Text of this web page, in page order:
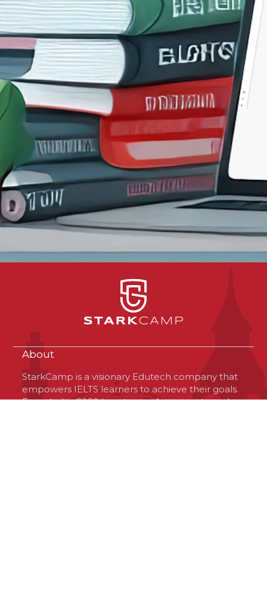
About
StarkCamp is a visionary Edutech company that
empowers IELTS learners to achieve their goals.
Founded in 2020 by a team of passionate and